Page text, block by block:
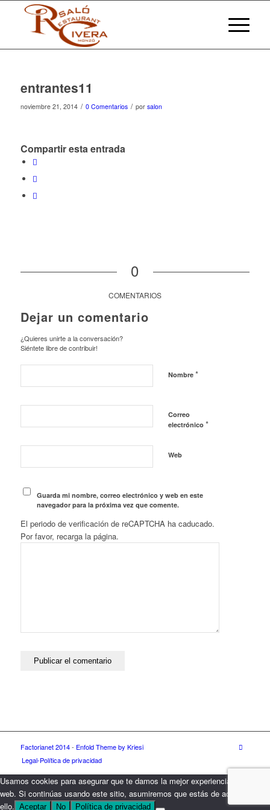
entrantes11
noviembre 21, 2014 / 0 Comentarios / por salon
Compartir esta entrada
0
COMENTARIOS
Dejar un comentario
¿Quieres unirte a la conversación?
Siéntete libre de contribuir!
Nombre *
Correo
electrónico *
Web
Guarda mi nombre, correo electrónico y web en este
navegador para la próxima vez que comente.
El periodo de verificación de reCAPTCHA ha caducado.
Por favor, recarga la página.
Factorianet 2014- Enfold Theme by Kriesi
Legal-Política de privacidad
Usamos cookies para asegurar que te damos la mejor experiencia en nuestra
web. Si continúas usando este sitio, asumiremos que estás de acuerdo con
ello. Aceptar No Política de privacidad